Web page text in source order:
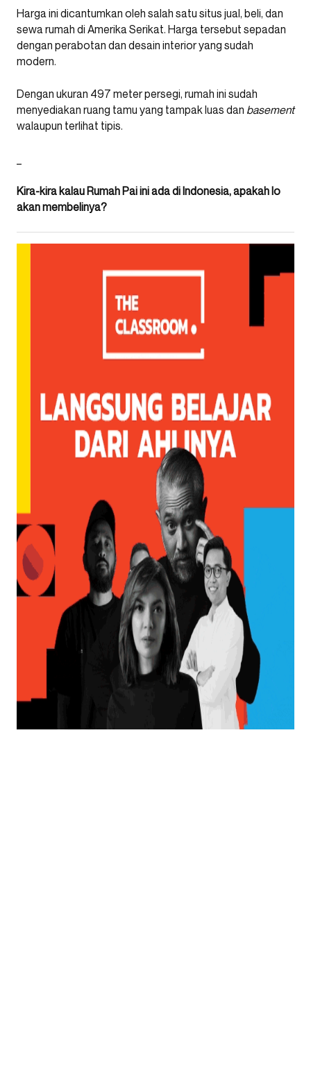
Harga ini dicantumkan oleh salah satu situs jual, beli, dan
sewa rumah di Amerika Serikat. Harga tersebut sepadan
dengan perabotan dan desain interior yang sudah
modern.
Dengan ukuran 497 meter persegi, rumah ini sudah
menyediakan ruang tamu yang tampak luas dan basement
walaupun terlihat tipis.
Kira-kira kalau Rumah Pai ini ada di Indonesia, apakah lo
akan membelinya?